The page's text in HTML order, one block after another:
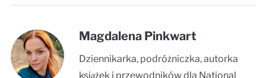
Magdalena Pinkwart
Dziennikarka, podróżniczka, autorka
książek i przewodników dla National